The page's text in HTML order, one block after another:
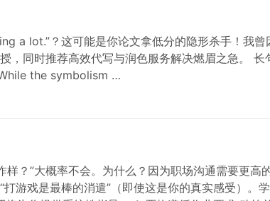
a lot.”？这可能是你论文拿低分的隐形杀手！我
，同时推荐高效代写与润色服务解决燃眉之急。
the symbolism …
？”大概率不会。为什么？因为职场沟通需要更高
游戏是最棒的消遣”（即使这是你的真实感受）。